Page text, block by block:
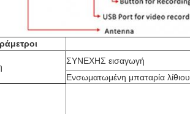
ΣΥΝΕΧΗΣ εισαγωγή
Ενσωματωμένη μπαταρία λίθιου